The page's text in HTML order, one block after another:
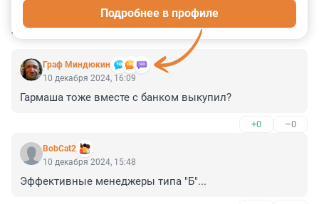
КОММЕНТАРИИ 20
Граф Миндюкин
Подробнее в профиле
10 декабря 2024, 16:09
Гармаша тоже вместе с банком выкупил?
+0 –0
BobCat2
10 декабря 2024, 15:48
Эффективные менеджеры типа "Б"...